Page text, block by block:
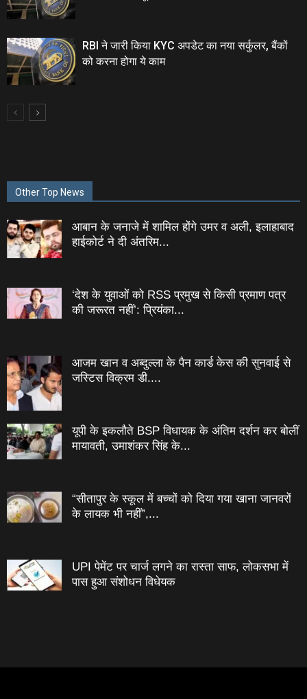
RBI ने जारी किया KYC अपडेट का नया सर्कुलर, बैंकों
को करना होगा ये काम
Other Top News
आबान के जनाजे में शामिल होंगे उमर व अली, इलाहाबाद
हाईकोर्ट ने दी अंतरिम...
‘देश के युवाओं को RSS प्रमुख से किसी प्रमाण पत्र
की जरूरत नहीं’: प्रियंका...
आजम खान व अब्दुल्ला के पैन कार्ड केस की सुनवाई से
जस्टिस विक्रम डी....
यूपी के इकलौते BSP विधायक के अंतिम दर्शन कर बोलीं
मायावती, उमाशंकर सिंह के...
“सीतापुर के स्‍कूल में बच्‍चों को दिया गया खाना जानवरों
के लायक भी नहीं”,...
UPI पेमेंट पर चार्ज लगने का रास्ता साफ, लोकसभा में
पास हुआ संशोधन विधेयक